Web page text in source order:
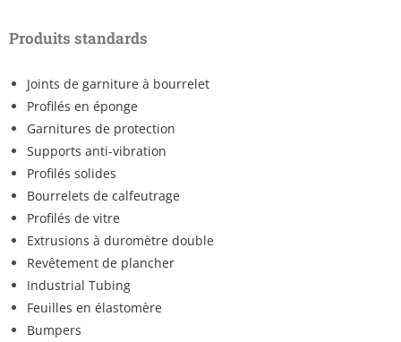
Produits standards
Joints de garniture à bourrelet
Profilés en éponge
Garnitures de protection
Supports anti-vibration
Profilés solides
Bourrelets de calfeutrage
Profilés de vitre
Extrusions à duromètre double
Revêtement de plancher
Industrial Tubing
Feuilles en élastomère
Bumpers